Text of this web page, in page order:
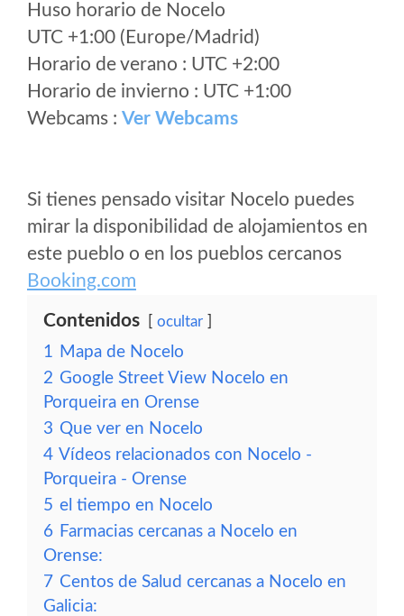
Huso horario de Nocelo
UTC +1:00 (Europe/Madrid)
Horario de verano : UTC +2:00
Horario de invierno : UTC +1:00
Webcams : Ver Webcams
Si tienes pensado visitar Nocelo puedes
mirar la disponibilidad de alojamientos en
este pueblo o en los pueblos cercanos
Booking.com
Contenidos ocultar
1 Mapa de Nocelo
2 Google Street View Nocelo en
Porqueira en Orense
3 Que ver en Nocelo
4 Vídeos relacionados con Nocelo -
Porqueira - Orense
5 el tiempo en Nocelo
6 Farmacias cercanas a Nocelo en
Orense:
7 Centos de Salud cercanas a Nocelo en
Galicia: